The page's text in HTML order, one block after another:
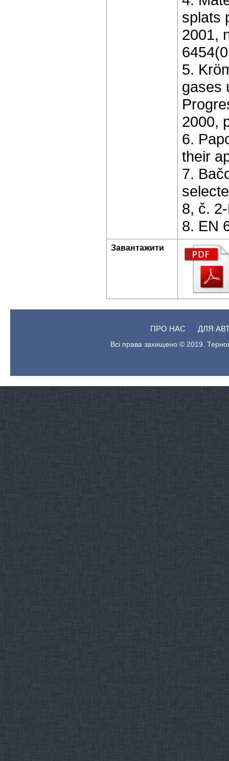
splats
2001,
5.
gases
2000,
6.
their
7.
8, č.
8. EN
Завантажити
ПРО НАС ДЛЯ
Всі права захищено © 2019.